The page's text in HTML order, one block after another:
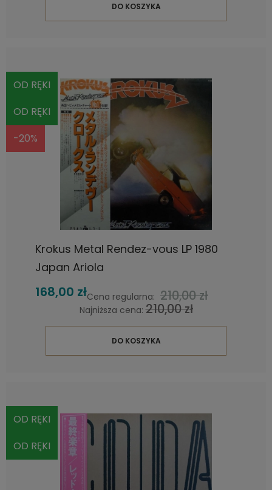
DO KOSZYKA
Krokus Metal Rendez-vous LP 1980
Japan Ariola
168,00 złCena regularna: 210,00 zł
Najniższa cena:210,00 zł
DO KOSZYKA
OD RĘKI
OD RĘKI
-20%
OD RĘKI
OD RĘKI